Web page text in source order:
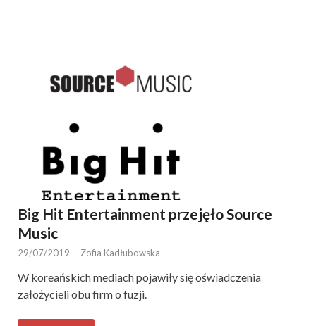
Big Hit Entertainment przejęło Source
Music
29/07/2019 - Zofia Kadłubowska
W koreańskich mediach pojawiły się oświadczenia
założycieli obu firm o fuzji.